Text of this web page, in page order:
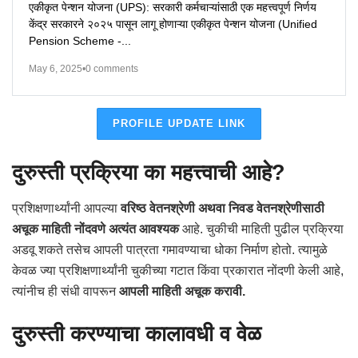
एकीकृत पेन्शन योजना (UPS): सरकारी कर्मचाऱ्यांसाठी एक महत्त्वपूर्ण निर्णय
केंद्र सरकारने २०२५ पासून लागू होणाऱ्या एकीकृत पेन्शन योजना (Unified
Pension Scheme -...
May 6, 2025•0 comments
PROFILE UPDATE LINK
दुरुस्ती प्रक्रिया का महत्त्वाची आहे?
प्रशिक्षणार्थ्यांनी आपल्यावरिष्ठ वेतनश्रेणी अथवा निवड वेतनश्रेणीसाठी
अचूक माहिती नोंदवणे अत्यंत आवश्यकआहे. चुकीची माहिती पुढील प्रक्रिया
अडवू शकते तसेच आपली पात्रता गमावण्याचा धोका निर्माण होतो. त्यामुळे
केवळ ज्या प्रशिक्षणार्थ्यांनी चुकीच्या गटात किंवा प्रकारात नोंदणी केली आहे,
त्यांनीच ही संधी वापरूनआपली माहिती अचूक करावी.
दुरुस्ती करण्याचा कालावधी व वेळ